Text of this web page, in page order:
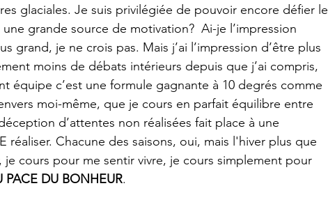
glaciales. Je suis privilégiée de pouvoir encore défier le
grande source de motivation?  Ai-je l’impression
grand, je ne crois pas. Mais j’ai l’impression d’être plus
moins de débats intérieurs depuis que j’ai compris,
équipe c’est une formule gagnante à 10 degrés comme
moi-même, que je cours en parfait équilibre entre
d’attentes non réalisées fait place à une
réaliser. Chacune des saisons, oui, mais l'hiver plus que
cours pour me sentir vivre, je cours simplement pour
PACE DU BONHEUR.